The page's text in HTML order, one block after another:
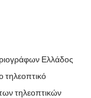
Ελλάδος
τηλεοπτικό
τηλεοπτικών